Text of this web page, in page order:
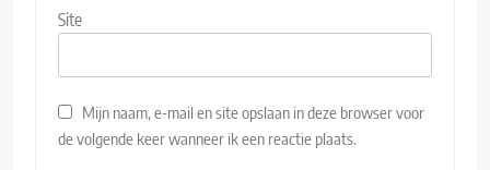
Site
Mijn naam, e-mail en site opslaan in deze browser voor
de volgende keer wanneer ik een reactie plaats.